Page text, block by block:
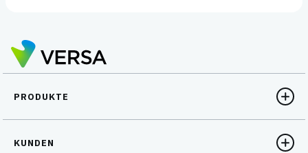
PRODUKTE
KUNDEN